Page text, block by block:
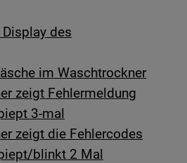
des
im Waschtrockner
zeigt Fehlermeldung
3-mal
zeigt die Fehlercodes
blinkt 2 Mal